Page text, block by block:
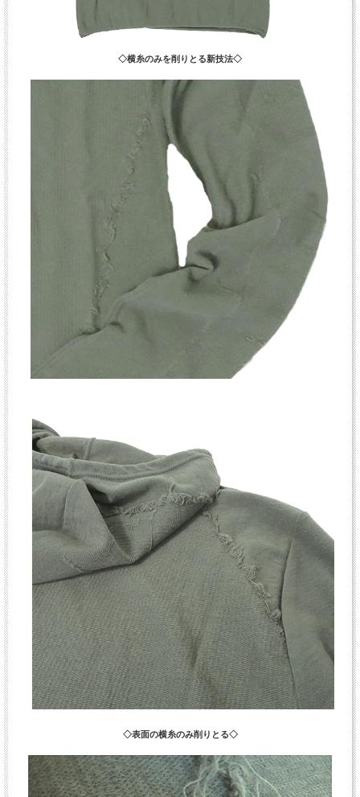
◇横糸のみを削りとる新技法◇
◇表面の横糸のみ削りとる◇